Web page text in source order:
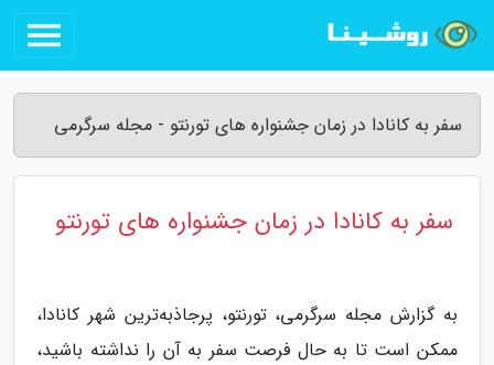
سفر به کانادا در زمان جشنواره های تورنتو - مجله سرگرمی
سفر به کانادا در زمان جشنواره های تورنتو
به گزارش مجله سرگرمی، تورنتو، پرجاذبه‌ترین شهر کانادا،
ممکن است تا به حال فرصت سفر به آن را نداشته باشید،